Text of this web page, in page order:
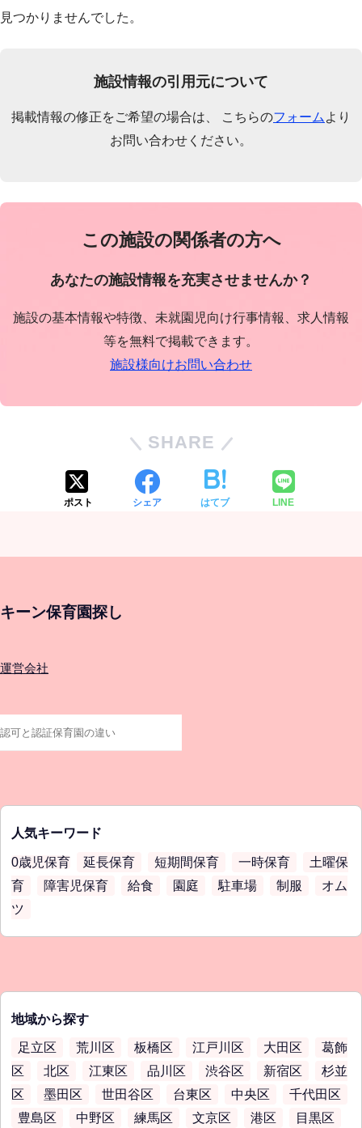
見つかりませんでした。
施設情報の引用元について
掲載情報の修正をご希望の場合は、 こちらのフォーム より
お問い合わせください。
この施設の関係者の方へ
あなたの施設情報を充実させませんか？
施設の基本情報や特徴、未就園児向け行事情報、求人情報
等を無料で掲載できます。
施設様向けお問い合わせ
SHARE
ポスト シェア はてブ LINE
キーン保育園探し
運営会社
人気キーワード
0歳児保育 延長保育 短期間保育 一時保育
土曜保
育
障害児保育 給食 園庭 駐車場 制服
オム
ツ
地域から探す
足立区 荒川区 板橋区 江戸川区 大田区
葛飾
区
北区 江東区 品川区 渋谷区 新宿区
杉並
区
墨田区 世田谷区 台東区 中央区
千代田区
豊島区
中野区 練馬区 文京区 港区 目黒区